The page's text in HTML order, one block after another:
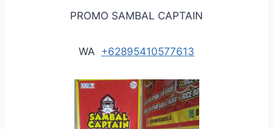
PROMO SAMBAL CAPTAIN
WA +62895410577613